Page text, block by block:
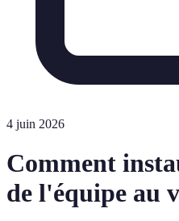
4 juin 2026
Comment
de l'équipe au